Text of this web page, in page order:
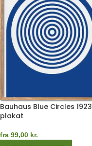
Bauhaus Blue Circles 1923
plakat
fra 99,00 kr.